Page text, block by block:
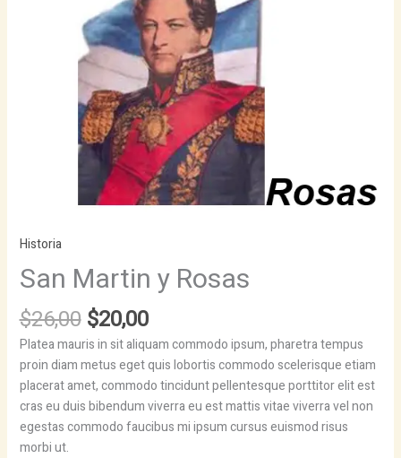
Historia
San Martin y Rosas
$26,00 Original
price
was:
$26,00.
$20,00Current
price
is:
$20,00.
Platea mauris in sit aliquam commodo ipsum, pharetra tempus
proin diam metus eget quis lobortis commodo scelerisque etiam
placerat amet, commodo tincidunt pellentesque porttitor elit est
cras eu duis bibendum viverra eu est mattis vitae viverra vel non
egestas commodo faucibus mi ipsum cursus euismod risus
morbi ut.